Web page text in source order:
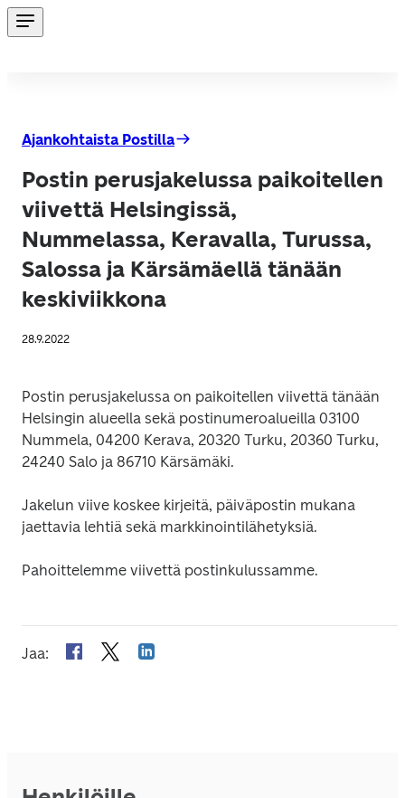
Ajankohtaista Postilla
Postin perusjakelussa paikoitellen
viivettä Helsingissä,
Nummelassa, Keravalla, Turussa,
Salossa ja Kärsämäellä tänään
keskiviikkona
28.9.2022
Postin perusjakelussa on paikoitellen viivettä tänään
Helsingin alueella sekä postinumeroalueilla 03100
Nummela, 04200 Kerava, 20320 Turku, 20360 Turku,
24240 Salo ja 86710 Kärsämäki.
Jakelun viive koskee kirjeitä, päiväpostin mukana
jaettavia lehtiä sekä markkinointilähetyksiä.
Pahoittelemme viivettä postinkulussamme.
Jaa: